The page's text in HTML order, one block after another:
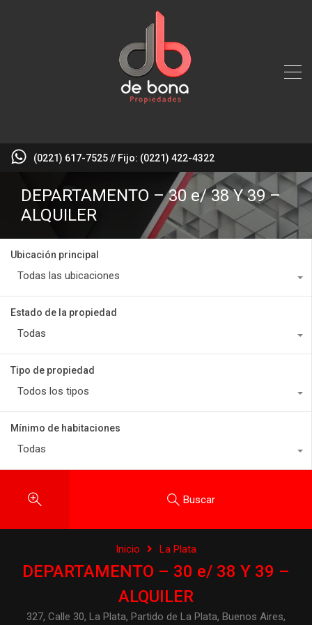
(0221) 617-7525 // Fijo: (0221) 422-4322
DEPARTAMENTO – 30 e/ 38 Y 39 –
ALQUILER
Ubicación principal
Todas las ubicaciones
Estado de la propiedad
Todas
Tipo de propiedad
Todos los tipos
Mínimo de habitaciones
Todas
Buscar
Inicio La Plata
DEPARTAMENTO – 30 e/ 38 Y 39 –
ALQUILER
327, Calle 30, La Plata, Partido de La Plata, Buenos Aires,